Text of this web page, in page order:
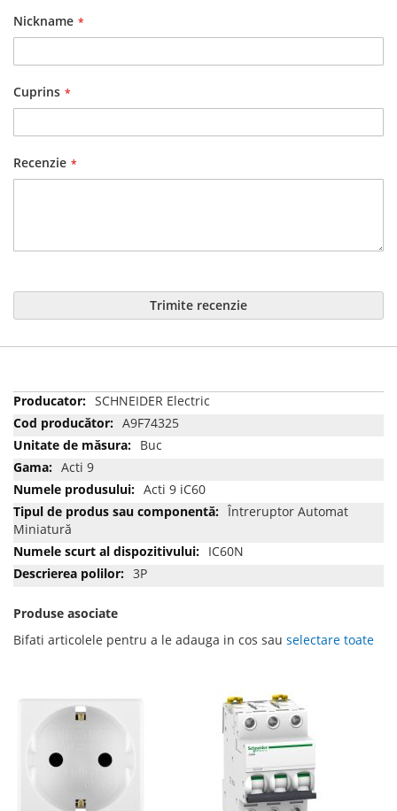
Nickname
Cuprins
Recenzie
Trimite recenzie
Mai
multe
informatii
SCHNEIDER Electric
A9F74325
Buc
Acti 9
Acti 9 iC60
Întreruptor Automat
Miniatură
IC60N
3P
Produse asociate
Bifati articolele pentru a le adauga in cos sau selectare toate